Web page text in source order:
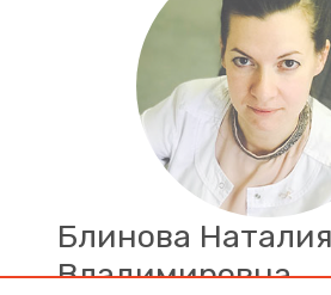
Блинова Наталия
Владимировна